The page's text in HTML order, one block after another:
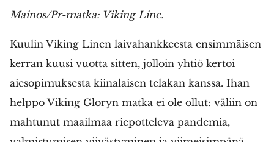
Mainos/Pr-matka: Viking Line.
Kuulin Viking Linen laivahankkeesta ensimmäisen
kerran kuusi vuotta sitten, jolloin yhtiö kertoi
aiesopimuksesta kiinalaisen telakan kanssa. Ihan
helppo Viking Gloryn matka ei ole ollut: väliin on
mahtunut maailmaa riepotteleva pandemia,